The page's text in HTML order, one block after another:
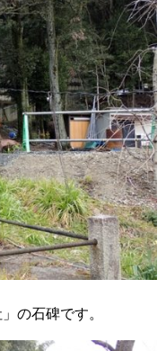
の石碑です。